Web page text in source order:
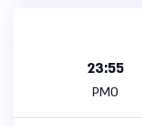
23:55
PMO